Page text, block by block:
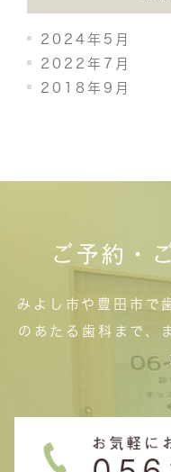
2024年5月
2022年7月
2018年9月
ご予約・
みよし市や豊田市で
のあたる歯科まで、